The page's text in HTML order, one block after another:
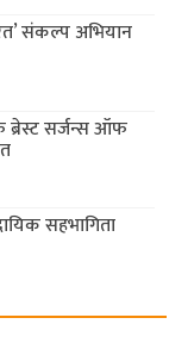
संकल्प अभियान
ब्रेस्ट सर्जन्स ऑफ
सहभागिता